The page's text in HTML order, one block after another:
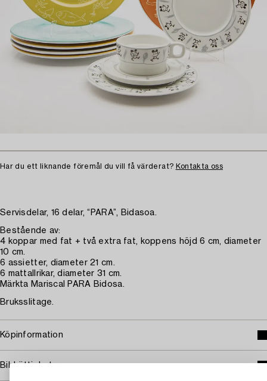
Har du ett liknande föremål du vill få värderat? Kontakta oss
Servisdelar, 16 delar, “PARA”, Bidasoa.
Bestående av:
4 koppar med fat + två extra fat, koppens höjd 6 cm, diameter
10 cm.
6 assietter, diameter 21 cm.
6 mattallrikar, diameter 31 cm.
Märkta Mariscal PARA Bidosa.
Bruksslitage.
Köpinformation
Bildrättigheter